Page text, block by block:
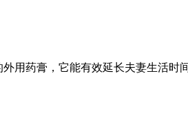
用药膏，它能有效延长夫妻生活时